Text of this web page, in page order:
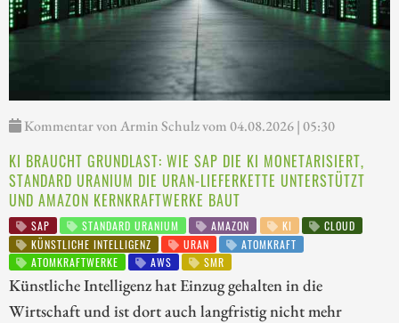
Kommentar von Armin Schulz vom 04.08.2026 | 05:30
KI BRAUCHT GRUNDLAST: WIE SAP DIE KI MONETARISIERT,
STANDARD URANIUM DIE URAN-LIEFERKETTE UNTERSTÜTZT
UND AMAZON KERNKRAFTWERKE BAUT
SAP STANDARD URANIUM AMAZON KI
CLOUD
KÜNSTLICHE INTELLIGENZ
URAN
ATOMKRAFT
ATOMKRAFTWERKE
AWS SMR
Künstliche Intelligenz hat Einzug gehalten in die
Wirtschaft und ist dort auch langfristig nicht mehr